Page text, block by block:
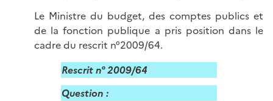
Le Ministre du budget, des comptes publics et
de la fonction publique a pris position dans le
cadre du rescrit n°2009/64.
Rescrit n° 2009/64
Question :